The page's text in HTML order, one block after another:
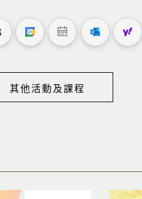
其他活動及課程